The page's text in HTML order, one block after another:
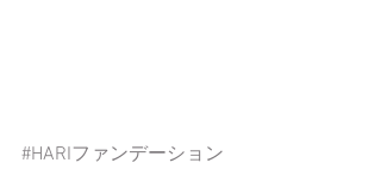
#HARIファンデーション